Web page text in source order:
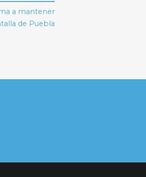
a mantener
de Puebla